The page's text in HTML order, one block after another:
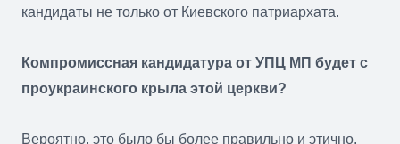
кандидаты не только от Киевского патриархата.
Компромиссная кандидатура от УПЦ МП будет с
проукраинского крыла этой церкви?
Вероятно, это было бы более правильно и этично.